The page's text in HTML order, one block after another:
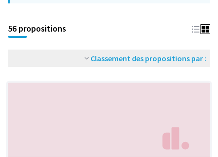
56 propositions
Classement des propositions par :